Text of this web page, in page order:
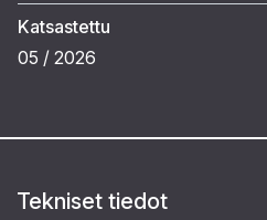
Katsastettu
05 / 2026
Tekniset tiedot